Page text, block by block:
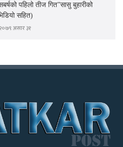
पहिलो तीज गित”सासु बुहारीको
सहित)
असार ३१